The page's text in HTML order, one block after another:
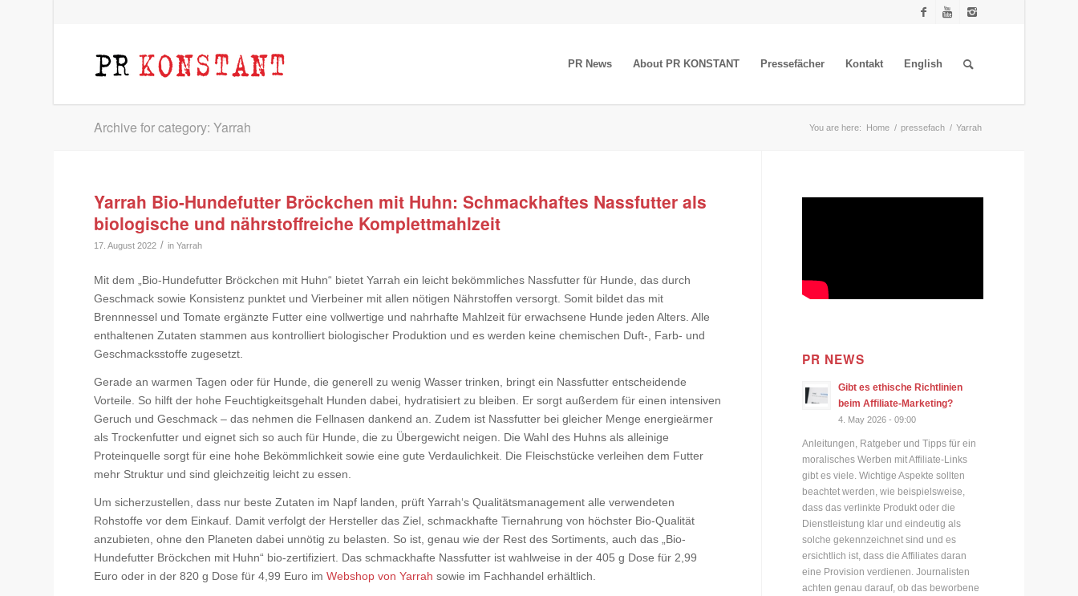
PR News About PR KONSTANT Pressefächer Kontakt English
Archive for category: Yarrah You are here: Home / pressefach / Yarrah
Yarrah Bio-Hundefutter Bröckchen mit Huhn: Schmackhaftes Nassfutter als
biologische und nährstoffreiche Komplettmahlzeit
17. August 2022 / inYarrah
Mit dem „Bio-Hundefutter Bröckchen mit Huhn“ bietet Yarrah ein leicht bekömmliches Nassfutter für Hunde, das durch
Geschmack sowie Konsistenz punktet und Vierbeiner mit allen nötigen Nährstoffen versorgt. Somit bildet das mit
Brennnessel und Tomate ergänzte Futter eine vollwertige und nahrhafte Mahlzeit für erwachsene Hunde jeden Alters. Alle
enthaltenen Zutaten stammen aus kontrolliert biologischer Produktion und es werden keine chemischen Duft-, Farb- und
Geschmacksstoffe zugesetzt.
Gerade an warmen Tagen oder für Hunde, die generell zu wenig Wasser trinken, bringt ein Nassfutter entscheidende
Vorteile. So hilft der hohe Feuchtigkeitsgehalt Hunden dabei, hydratisiert zu bleiben. Er sorgt außerdem für einen intensiven
Geruch und Geschmack – das nehmen die Fellnasen dankend an. Zudem ist Nassfutter bei gleicher Menge energieärmer
als Trockenfutter und eignet sich so auch für Hunde, die zu Übergewicht neigen. Die Wahl des Huhns als alleinige
Proteinquelle sorgt für eine hohe Bekömmlichkeit sowie eine gute Verdaulichkeit. Die Fleischstücke verleihen dem Futter
mehr Struktur und sind gleichzeitig leicht zu essen.
Um sicherzustellen, dass nur beste Zutaten im Napf landen, prüft Yarrah‘s Qualitätsmanagement alle verwendeten
Rohstoffe vor dem Einkauf. Damit verfolgt der Hersteller das Ziel, schmackhafte Tiernahrung von höchster Bio-Qualität
anzubieten, ohne den Planeten dabei unnötig zu belasten. So ist, genau wie der Rest des Sortiments, auch das „Bio-
Hundefutter Bröckchen mit Huhn“ bio-zertifiziert. Das schmackhafte Nassfutter ist wahlweise in der 405 g Dose für 2,99
Euro oder in der 820 g Dose für 4,99 Euro imWebshop von Yarrah sowie im Fachhandel erhältlich.
PR NEWS
Gibt es ethische Richtlinien
beim Affiliate-Marketing?
4. May 2026 - 09:00
Anleitungen, Ratgeber und Tipps für ein
moralisches Werben mit Affiliate-Links
gibt es viele. Wichtige Aspekte sollten
beachtet werden, wie beispielsweise,
dass das verlinkte Produkt oder die
Dienstleistung klar und eindeutig als
solche gekennzeichnet sind und es
ersichtlich ist, dass die Affiliates daran
eine Provision verdienen. Journalisten
achten genau darauf, ob das beworbene